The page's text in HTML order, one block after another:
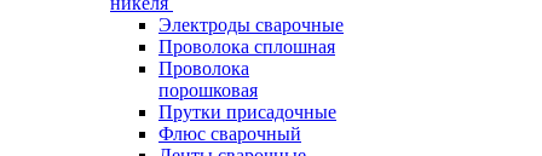
Электроды сварочные
Проволока сплошная
Проволока
порошковая
Прутки присадочные
Флюс сварочный